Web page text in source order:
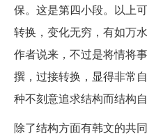
保。这是第四小段。以上
转换，变化无穷，有如万
作者说来，不过是将情将
撰，过接转换，显得非常
种不刻意追求结构而结构
除了结构方面有韩文的共